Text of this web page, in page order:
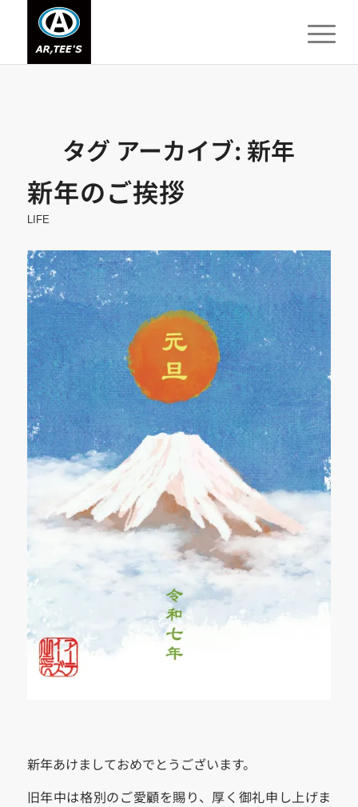
タグ アーカイブ:新年
新年のご挨拶
LIFE
新年あけましておめでとうございます。
旧年中は格別のご愛顧を賜り、厚く御礼申し上げま